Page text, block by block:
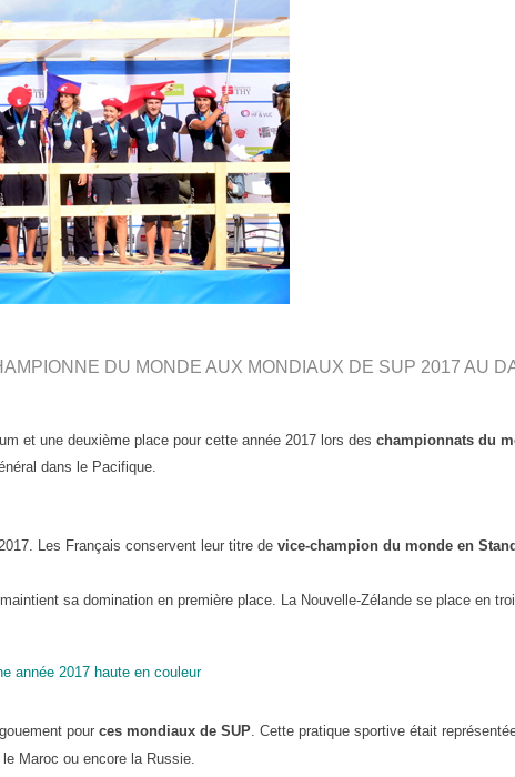
DU MONDE AUX MONDIAUX DE SUP 2017 AU
et une deuxième place pour cette année 2017 lors des championnats du
dans le Pacifique.
Les Français conservent leur titre de vice-champion du monde en
sa domination en première place. La Nouvelle-Zélande se place en
année 2017 haute en couleur
pour ces mondiaux de SUP . Cette pratique sportive était
Maroc ou encore la Russie.